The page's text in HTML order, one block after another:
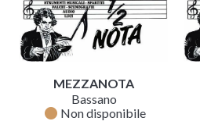
MEZZANOTA
Bassano
fiber_manual_record Non disponibile